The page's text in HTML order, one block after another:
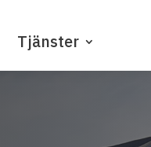
Tjänster